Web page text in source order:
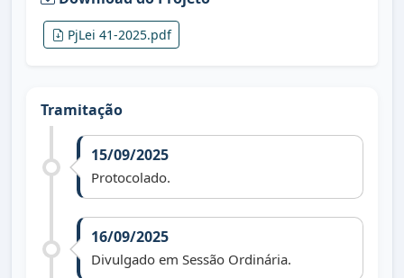
PjLei 41-2025.pdf
Tramitação
15/09/2025
Protocolado.
16/09/2025
Divulgado em Sessão Ordinária.